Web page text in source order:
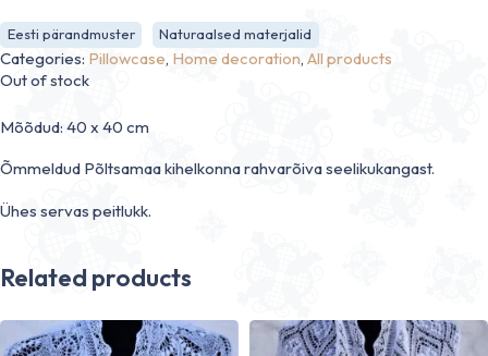
Eesti pärandmuster Naturaalsed materjalid
Categories: Pillowcase, Home decoration, All products
Out of stock
Mõõdud: 40 x 40 cm
Õmmeldud Põltsamaa kihelkonna rahvarõiva seelikukangast.
Ühes servas peitlukk.
Related products